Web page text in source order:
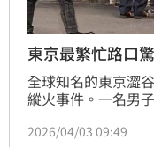
東京最繁忙路口
全球知名的東京澀
縱火事件。一名男
各界嘩然。
2026/04/03 09:49